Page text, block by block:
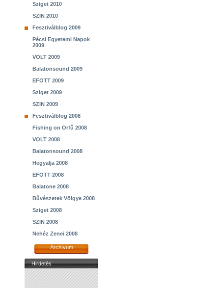
Sziget 2010
SZIN 2010
Fesztiválblog 2009
Pécsi Egyetemi Napok
2009
VOLT 2009
Balatonsound 2009
EFOTT 2009
Sziget 2009
SZIN 2009
Fesztiválblog 2008
Fishing on Orfű 2008
VOLT 2008
Balatonsound 2008
Hegyalja 2008
EFOTT 2008
Balatone 2008
Bűvészetek Völgye 2008
Sziget 2008
SZIN 2008
Nehéz Zenei 2008
Archívum
Hirdetés